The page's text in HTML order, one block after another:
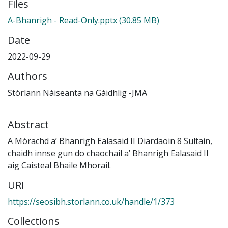
Files
A-Bhanrigh - Read-Only.pptx(30.85 MB)
Date
2022-09-29
Authors
Stòrlann Nàiseanta na Gàidhlig -JMA
Abstract
A Mòrachd a’ Bhanrigh Ealasaid II Diardaoin 8 Sultain,
chaidh innse gun do chaochail a’ Bhanrigh Ealasaid II
aig Caisteal Bhaile Mhorail.
URI
https://seosibh.storlann.co.uk/handle/1/373
Collections